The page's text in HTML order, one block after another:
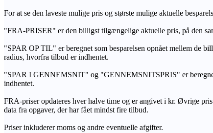
For at se den laveste mulige pris og største mulige aktuelle
"FRA-PRISER" er den billigst tilgængelige aktuelle pris, på den
"SPAR OP TIL" er beregnet som besparelsen opnået mellem de
radius, hvorfra tilbud er indhentet.
"SPAR I GENNEMSNIT" og "GENNEMSNITSPRIS" er beregnet
indhentet.
FRA-priser opdateres hver halve time og er angivet i kr. Øvrige
data fra opgaver, der har fået mindst fire tilbud.
Priser inkluderer moms og andre eventuelle afgifter.